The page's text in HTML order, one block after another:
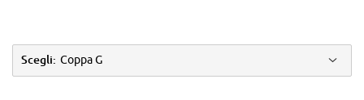
Scegli: Coppa G